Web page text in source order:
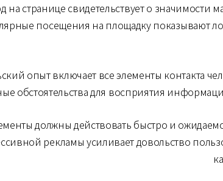
на странице свидетельствует о
посещения на площадку показывают
опыт включает все элементы контакта
обстоятельства для восприятия
должны действовать быстро и
рекламы усиливает довольство